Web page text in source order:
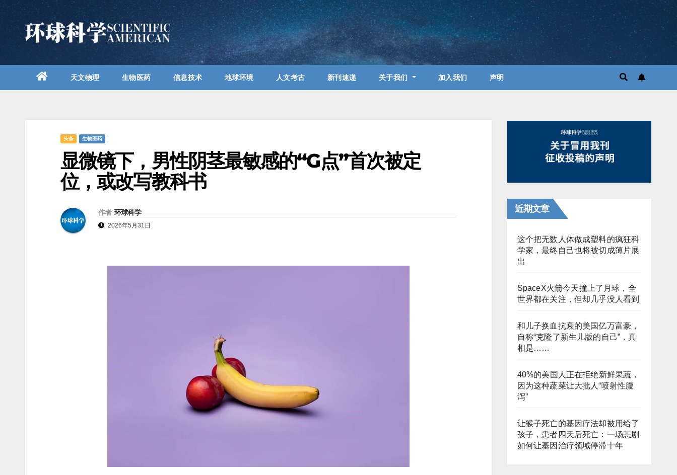
天文物理 生物医药 信息技术 地球环境 人文考古 新刊速递 关于我们 加入我们 声明
头条 生物医药
显微镜下，男性阴茎最敏感的“G点”首次被定
位，或改写教科书
作者 环球科学
2026年5月31日
近期文章
这个把无数人体做成塑料的疯狂科
学家，最终自己也将被切成薄片展
出
SpaceX火箭今天撞上了月球，全
世界都在关注，但却几乎没人看到
和儿子换血抗衰的美国亿万富豪，
自称“克隆了新生儿版的自己”，真
相是……
40%的美国人正在拒绝新鲜果蔬，
因为这种蔬菜让大批人“喷射性腹
泻”
让猴子死亡的基因疗法却被用给了
孩子，患者四天后死亡：一场悲剧
如何让基因治疗领域停滞十年